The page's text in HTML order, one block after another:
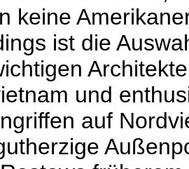
keine
ist die
und
auf